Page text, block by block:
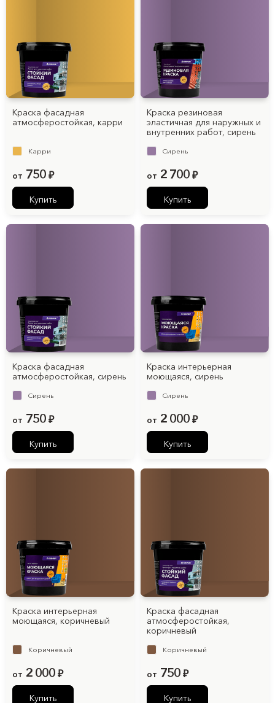
Краска фасадная
атмосферостойкая, карри
Карри
от 750 ₽
Купить
Краска резиновая
эластичная для наружных и
внутренних работ, cирень
Cирень
от 2 700 ₽
Купить
Краска фасадная
атмосферостойкая, cирень
Cирень
от 750 ₽
Купить
Краска интерьерная
моющаяся, cирень
Cирень
от 2 000 ₽
Купить
Краска интерьерная
моющаяся, коричневый
Коричневый
от 2 000 ₽
Купить
Краска фасадная
атмосферостойкая,
коричневый
Коричневый
от 750 ₽
Купить